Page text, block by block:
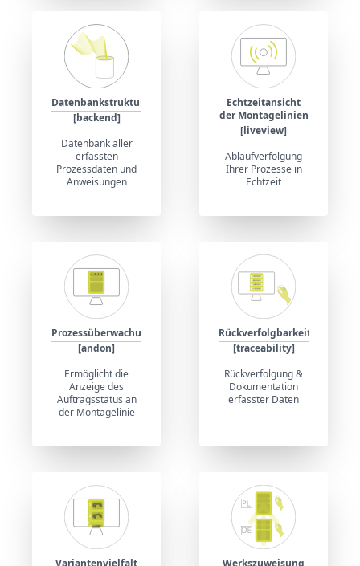
Datenbankstruktur
[backend]
Datenbank aller
erfassten
Prozessdaten und
Anweisungen
Echtzeitansicht
der Montagelinien
[liveview]
Ablaufverfolgung
Ihrer Prozesse in
Echtzeit
Prozessüberwachung
[andon]
Ermöglicht die
Anzeige des
Auftragsstatus an
der Montagelinie
Rückverfolgbarkeit
[traceability]
Rückverfolgung &
Dokumentation
erfasster Daten
Variantenvielfalt
Werkszuweisung